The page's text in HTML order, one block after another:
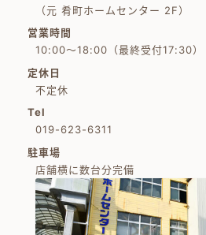
（元 肴町ホームセンター 2F）
営業時間
10:00～18:00（最終受付17:30）
定休日
不定休
Tel
019-623-6311
駐車場
店舗横に数台分完備